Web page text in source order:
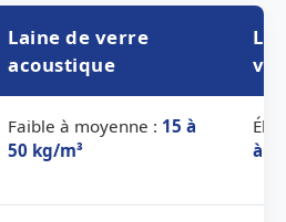
Laine de verre
acoustique
Faible à moyenne : 15 à
50 kg/m³
à